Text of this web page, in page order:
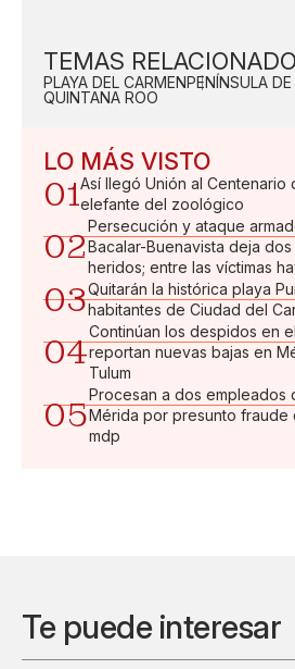
TEMAS
PLAYA DEL CARMENPENÍNSULA
QUINTANA ROO
LO MÁS VISTO
01Así llegó Unión al Centenario
elefante del zoológico
02
Persecución y ataque
Bacalar-Buenavista deja
heridos; entre las víctimas
03Quitarán la histórica playa
habitantes de Ciudad del
04
Continúan los despidos en
reportan nuevas bajas en
Tulum
05
Procesan a dos empleados
Mérida por presunto fraude
mdp
Te puede interesar